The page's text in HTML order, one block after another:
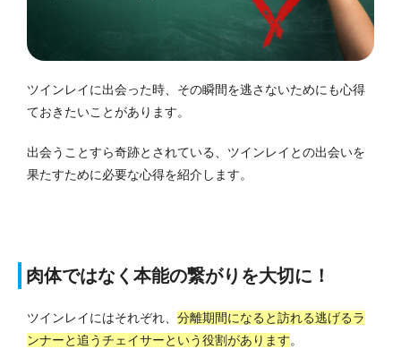
ツインレイに出会った時、その瞬間を逃さないためにも心得
ておきたいことがあります。
出会うことすら奇跡とされている、ツインレイとの出会いを
果たすために必要な心得を紹介します。
肉体ではなく本能の繋がりを大切に！
ツインレイにはそれぞれ、 分離期間になると訪れる逃げるラ
ンナーと追うチェイサーという役割があります。